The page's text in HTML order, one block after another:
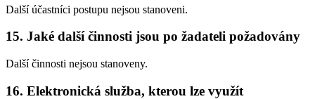
Další účastníci postupu nejsou stanoveni.
15. Jaké další činnosti jsou po žadateli požadovány
Další činnosti nejsou stanoveny.
16. Elektronická služba, kterou lze využít